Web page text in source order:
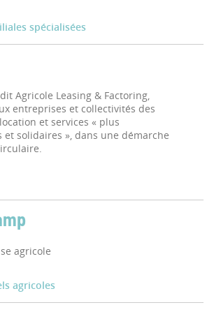
spécialisées
Agricole Leasing & Factoring,
entreprises et collectivités des
et services « plus
et solidaires », dans une démarche
agricole
agricoles